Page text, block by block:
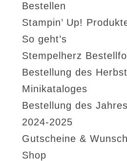
Bestellen
Stampin’ Up!
So geht’s
Stempelherz
Bestellung des
Minikataloges
Bestellung des
2024-2025
Gutscheine &
Shop